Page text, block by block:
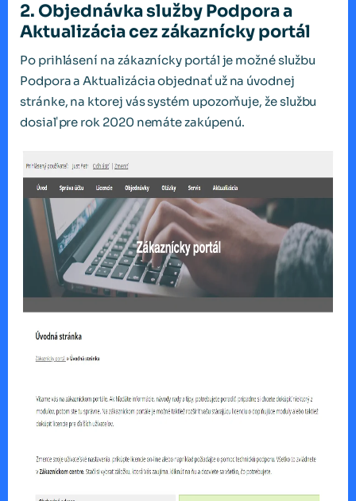
2. Objednávka služby Podpora a
Aktualizácia cez zákaznícky portál
Po prihlásení na zákaznícky portál je možné službu
Podpora a Aktualizácia objednať už na úvodnej
stránke, na ktorej vás systém upozorňuje, že službu
dosiaľ pre rok 2020 nemáte zakúpenú.